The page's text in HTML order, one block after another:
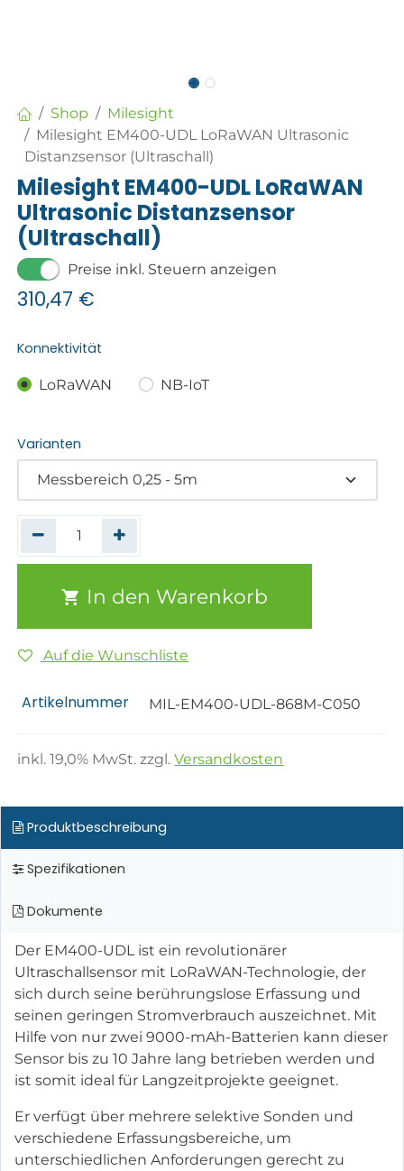
Shop
Milesight
Milesight EM400-UDL LoRaWAN Ultrasonic
Distanzsensor (Ultraschall)
Milesight EM400-UDL LoRaWAN
Ultrasonic Distanzsensor
(Ultraschall)
Preise inkl. Steuern anzeigen
310,47 €
Konnektivität
LoRaWAN NB-IoT
Varianten
In den Warenkorb
Auf die Wunschliste
Artikelnummer MIL-EM400-UDL-868M-C050
inkl.19,0% MwSt. zzgl.Versandkosten
Produktbeschreibung
Spezifikationen
Dokumente
Der EM400-UDL ist ein revolutionärer
Ultraschallsensor mit LoRaWAN-Technologie, der
sich durch seine berührungslose Erfassung und
seinen geringen Stromverbrauch auszeichnet. Mit
Hilfe von nur zwei 9000-mAh-Batterien kann dieser
Sensor bis zu 10 Jahre lang betrieben werden und
ist somit ideal für Langzeitprojekte geeignet.
Er verfügt über mehrere selektive Sonden und
verschiedene Erfassungsbereiche, um
unterschiedlichen Anforderungen gerecht zu